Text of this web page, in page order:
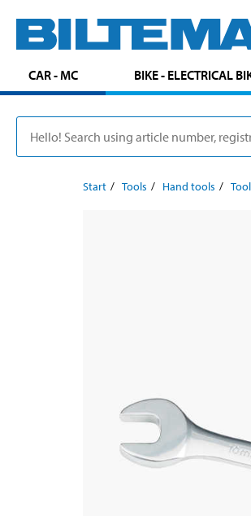
CAR - MC BIKE - ELECTRICAL
Start Tools Hand tools